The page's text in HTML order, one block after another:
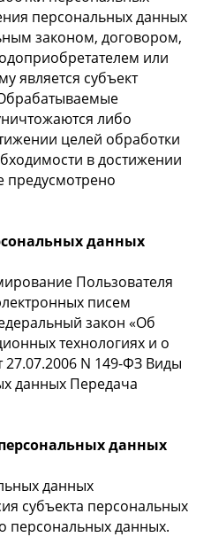
персональных данных
законом, договором,
или
является субъект
либо
целей обработки
в достижении
предусмотрено
данных
Пользователя
писем
закон «Об
технологиях и о
N 149-ФЗ Виды
данных Передача
данных
данных
субъекта персональных
персональных данных.